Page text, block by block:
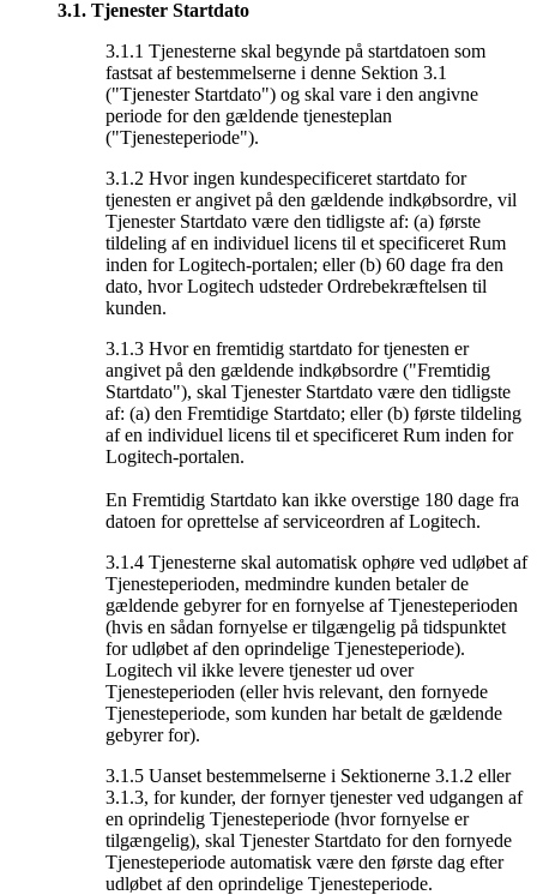
3.1. Tjenester Startdato
3.1.1 Tjenesterne skal begynde på startdatoen som
fastsat af bestemmelserne i denne Sektion 3.1
("Tjenester Startdato") og skal vare i den angivne
periode for den gældende tjenesteplan
("Tjenesteperiode").
3.1.2 Hvor ingen kundespecificeret startdato for
tjenesten er angivet på den gældende indkøbsordre, vil
Tjenester Startdato være den tidligste af: (a) første
tildeling af en individuel licens til et specificeret Rum
inden for Logitech-portalen; eller (b) 60 dage fra den
dato, hvor Logitech udsteder Ordrebekræftelsen til
kunden.
3.1.3 Hvor en fremtidig startdato for tjenesten er
angivet på den gældende indkøbsordre ("Fremtidig
Startdato"), skal Tjenester Startdato være den tidligste
af: (a) den Fremtidige Startdato; eller (b) første tildeling
af en individuel licens til et specificeret Rum inden for
Logitech-portalen.
En Fremtidig Startdato kan ikke overstige 180 dage fra
datoen for oprettelse af serviceordren af Logitech.
3.1.4 Tjenesterne skal automatisk ophøre ved udløbet af
Tjenesteperioden, medmindre kunden betaler de
gældende gebyrer for en fornyelse af Tjenesteperioden
(hvis en sådan fornyelse er tilgængelig på tidspunktet
for udløbet af den oprindelige Tjenesteperiode).
Logitech vil ikke levere tjenester ud over
Tjenesteperioden (eller hvis relevant, den fornyede
Tjenesteperiode, som kunden har betalt de gældende
gebyrer for).
3.1.5 Uanset bestemmelserne i Sektionerne 3.1.2 eller
3.1.3, for kunder, der fornyer tjenester ved udgangen af
en oprindelig Tjenesteperiode (hvor fornyelse er
tilgængelig), skal Tjenester Startdato for den fornyede
Tjenesteperiode automatisk være den første dag efter
udløbet af den oprindelige Tjenesteperiode.